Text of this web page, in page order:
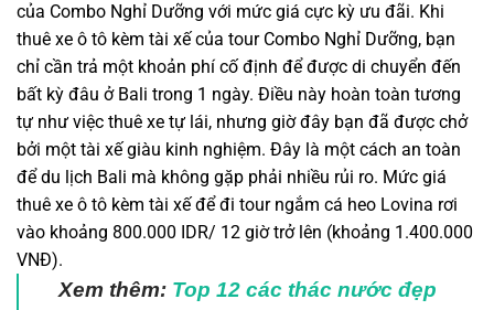
của Combo Nghỉ Dưỡng với mức giá cực kỳ ưu đãi. Khi
thuê xe ô tô kèm tài xế của tour Combo Nghỉ Dưỡng, bạn
chỉ cần trả một khoản phí cố định để được di chuyển đến
bất kỳ đâu ở Bali trong 1 ngày. Điều này hoàn toàn tương
tự như việc thuê xe tự lái, nhưng giờ đây bạn đã được chở
bởi một tài xế giàu kinh nghiệm. Đây là một cách an toàn
để du lịch Bali mà không gặp phải nhiều rủi ro. Mức giá
thuê xe ô tô kèm tài xế để đi tour ngắm cá heo Lovina rơi
vào khoảng 800.000 IDR/ 12 giờ trở lên (khoảng 1.400.000
VNĐ).
Xem thêm: Top 12 các thác nước đẹp